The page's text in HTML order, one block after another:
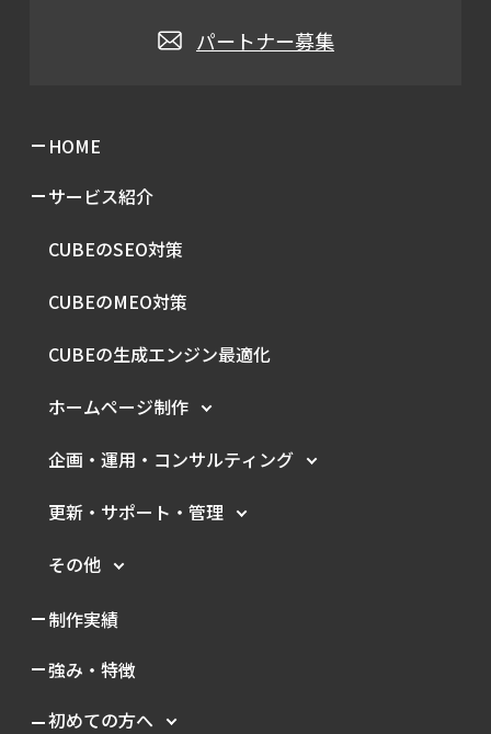
パートナー募集
HOME
サービス紹介
CUBEのSEO対策
CUBEのMEO対策
CUBEの生成エンジン最適化
ホームページ制作
企画・運用・ コンサルティング
更新・サポート・管理
その他
制作実績
強み・特徴
初めての方へ